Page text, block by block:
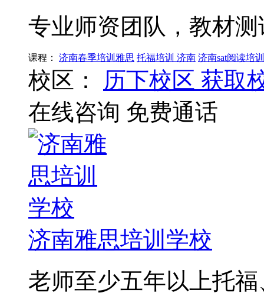
专业师资团队，教材
课程： 济南春季培训雅思 托福培训 济南 济南sat阅读培训
校区： 历下校区 获取
在线咨询 免费通话
济南雅思培训学校
老师至少五年以上托